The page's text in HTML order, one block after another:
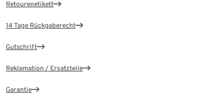
Retourenetikett
14 Tage Rückgaberecht
Gutschrift
Reklamation / Ersatzteile
Garantie